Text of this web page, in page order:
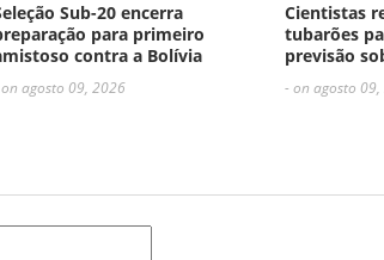
Sub-20 encerra
para primeiro
contra a Bolívia
agosto 09, 2026
Cientistas
tubarões
previsão
- on agosto